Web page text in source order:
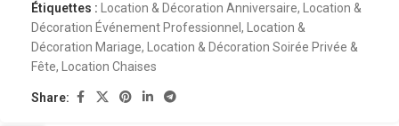
Étiquettes :
Location & Décoration Anniversaire,
Location &
Décoration Événement Professionnel ,
Location &
Décoration Mariage,
Location & Décoration Soirée Privée &
Fête, Location Chaises
Share: